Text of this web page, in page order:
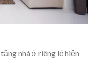
nhà ở riêng lẻ hiện